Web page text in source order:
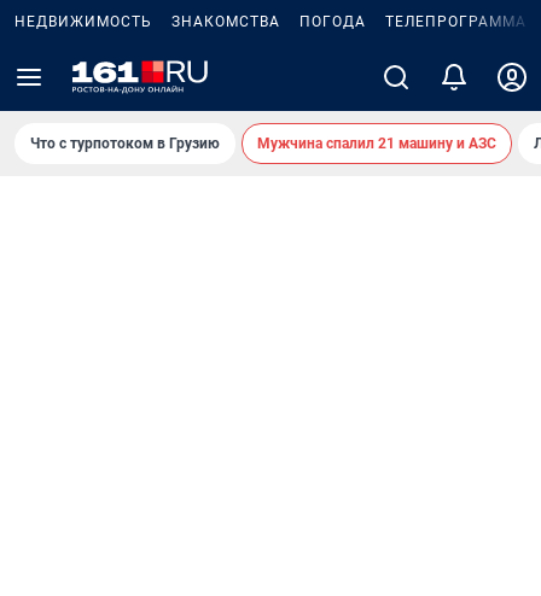
НЕДВИЖИМОСТЬ ЗНАКОМСТВА ПОГОДА ТЕЛЕПРОГРАММА
Что с турпотоком в Грузию Мужчина спалил 21 машину и АЗС